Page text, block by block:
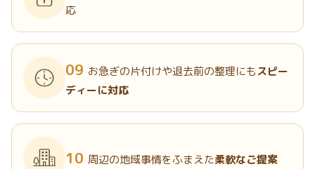
応
09 お急ぎの片付けや退去前の整理にもスピー
ディーに対応
10 周辺の地域事情をふまえた柔軟なご提案